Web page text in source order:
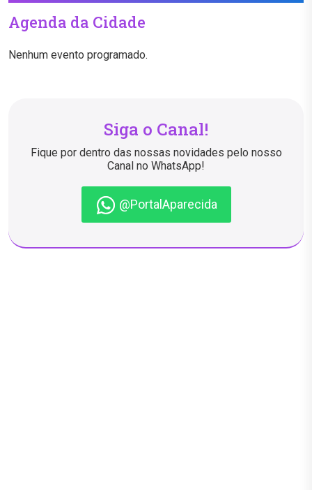
Agenda da Cidade
Nenhum evento programado.
Siga o Canal!
Fique por dentro das nossas novidades pelo nosso
Canal no WhatsApp!
@PortalAparecida